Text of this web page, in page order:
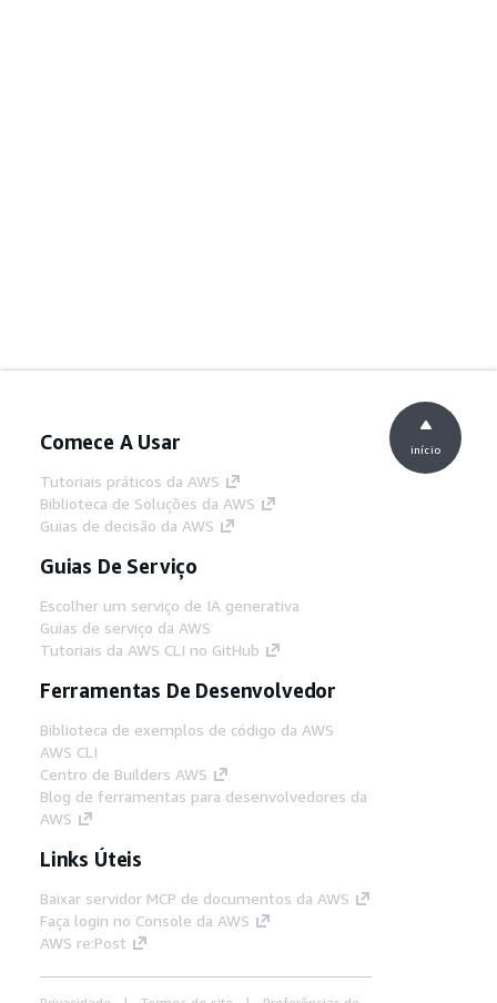
Comece A Usar
Tutoriais práticos da AWS
Biblioteca de Soluções da AWS
Guias de decisão da AWS
Guias De Serviço
Escolher um serviço de IA generativa
Guias de serviço da AWS
Tutoriais da AWS CLI no GitHub
Ferramentas De Desenvolvedor
Biblioteca de exemplos de código da AWS
AWS CLI
Centro de Builders AWS
Blog de ferramentas para desenvolvedores da
AWS
Links Úteis
Baixar servidor MCP de documentos da AWS
Faça login no Console da AWS
AWS re:Post
início